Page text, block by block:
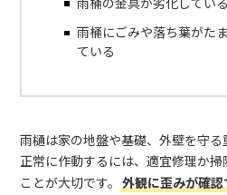
雨桶の金具が劣化している
雨桶にごみや落ち葉がた
ている
雨樋は家の地盤や基礎、外壁を守る
正常に作動するには、適宜修理か
ことが大切です。外観に歪みが確